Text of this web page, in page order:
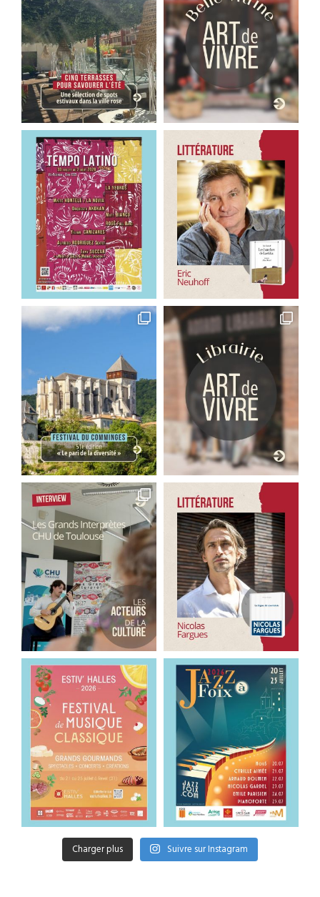
Charger plus Suivre sur Instagram